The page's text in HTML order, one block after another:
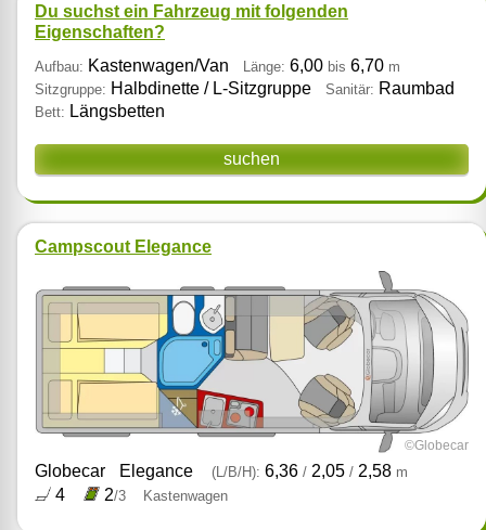
Du suchst ein Fahrzeug mit folgenden
Eigenschaften?
Aufbau: Kastenwagen/Van Länge: 6,00 bis 6,70 m
Sitzgruppe: Halbdinette / L‑Sitzgruppe Sanitär: Raumbad
Bett: Längsbetten
suchen
Campscout Elegance
©Globecar
Globecar Elegance (L/B/H): 6,36 /2,05 /2,58 m
4 2/3 Kastenwagen